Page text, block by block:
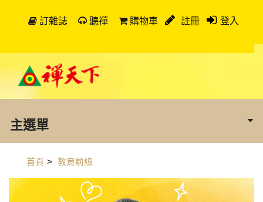
訂雜誌 聽禪 購物車 註冊 登入
主選單
首頁 > 教育前線